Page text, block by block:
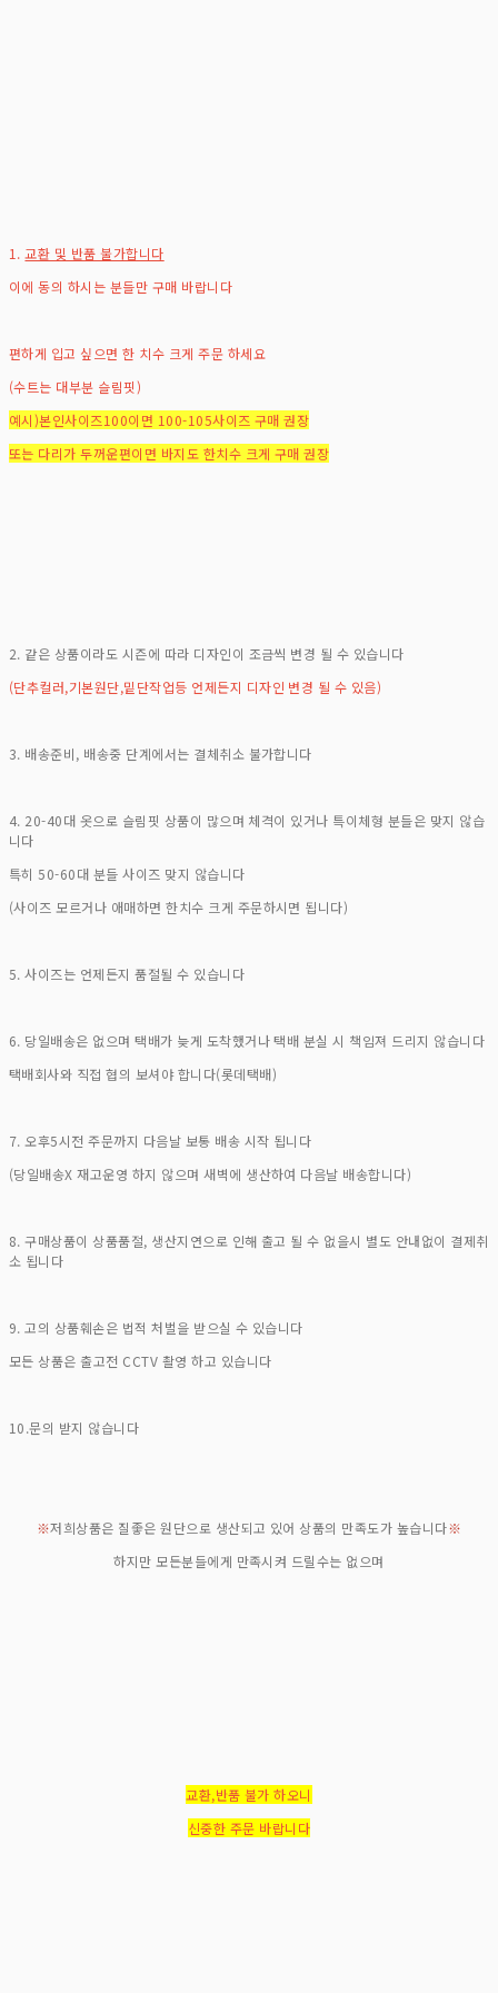
1.교환 및 반품 불가합니다
이에 동의 하시는 분들만 구매 바랍니다
편하게 입고 싶으면 한 치수 크게 주문 하세요
(수트는 대부분 슬림핏)
예시)본인사이즈100이면 100-105사이즈 구매 권장
또는 다리가 두꺼운편이면 바지도 한치수 크게 구매 권장
2. 같은 상품이라도 시즌에 따라 디자인이 조금씩 변경 될 수 있습니다
(단추컬러,기본원단,밑단작업등 언제든지 디자인 변경 될 수 있음)
3. 배송준비, 배송중 단계에서는 결체취소 불가합니다
4. 20-40대 옷으로 슬림핏 상품이 많으며 체격이 있거나 특이체형 분들은 맞지 않습
니다
특히 50-60대 분들 사이즈 맞지 않습니다
(사이즈 모르거나 애매하면 한치수 크게 주문하시면 됩니다)
5. 사이즈는 언제든지 품절될 수 있습니다
6. 당일배송은 없으며 택배가 늦게 도착했거나 택배 분실 시 책임져 드리지 않습니다
택배회사와 직접 협의 보셔야 합니다(롯데택배)
7. 오후5시전 주문까지 다음날 보통 배송 시작 됩니다
(당일배송X 재고운영 하지 않으며 새벽에 생산하여 다음날 배송합니다)
8. 구매상품이 상품품절, 생산지연으로 인해 출고 될 수 없을시 별도 안내없이 결제취
소 됩니다
9. 고의 상품훼손은 법적 처벌을 받으실 수 있습니다
모든 상품은 출고전 CCTV 촬영 하고 있습니다
10.문의 받지 않습니다
※저희상품은 질좋은 원단으로 생산되고 있어 상품의 만족도가 높습니다※
하지만 모든분들에게 만족시켜 드릴수는 없으며
교환,반품 불가 하오니
신중한 주문 바랍니다